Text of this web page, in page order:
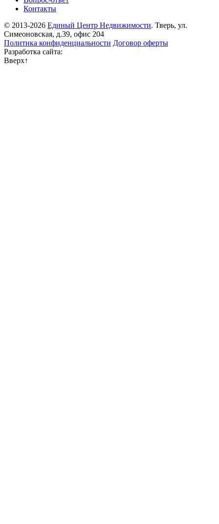
Контакты
© 2013-2026 Единый Центр Недвижимости. Тверь, ул.
Симеоновская, д.39, офис 204
Политика конфиденциальности Договор оферты
Разработка сайта:
Вверх↑